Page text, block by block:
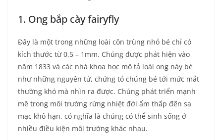
1. Ong bắp cày fairyfly
Đây là một trong những loài côn trùng nhỏ bé chỉ có
kích thước từ 0,5 – 1mm. Chúng được phát hiện vào
năm 1833 và các nhà khoa học mô tả loài ong này bé
như những nguyên tử, chứng tỏ chúng bé tới mức mắt
thường khó mà nhìn ra được. Chúng phát triển mạnh
mẽ trong môi trường rừng nhiệt đới ẩm thấp đến sa
mạc khô hạn, có nghĩa là chúng có thể sinh sống ở
nhiều điều kiện môi trường khác nhau.